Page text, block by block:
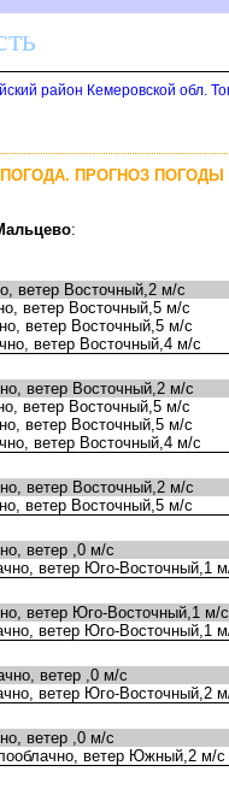
район Кемеровской обл.
ПРОГНОЗ
:
ветер Восточный,2 м/с
ветер Восточный,5 м/с
ветер Восточный,5 м/с
ветер Восточный,4 м/с
ветер Восточный,2 м/с
ветер Восточный,5 м/с
ветер Восточный,5 м/с
ветер Восточный,4 м/с
ветер Восточный,2 м/с
ветер Восточный,5 м/с
ветер ,0 м/с
ветер Юго-Восточный,1
ветер Юго-Восточный,1 м/с
ветер Юго-Восточный,1
ветер ,0 м/с
ветер Юго-Восточный,2
ветер ,0 м/с
ветер Южный,2 м/с